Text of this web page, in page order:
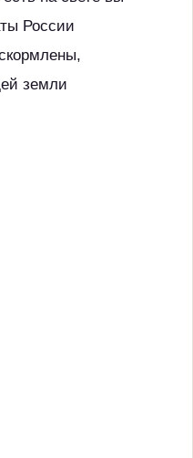
России
земли